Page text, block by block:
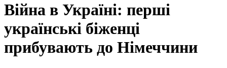
Війна в Україні: перші
українські біженці
прибувають до Німеччини